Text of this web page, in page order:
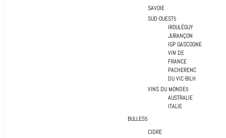
SAVOIE
SUD-OUEST
IROULÉGUY
JURANÇON
IGP GASCOGNE
VIN DE
FRANCE
PACHERENC
DU VIC-BILH
VINS DU MONDE
AUSTRALIE
ITALIE
BULLES
CIDRE